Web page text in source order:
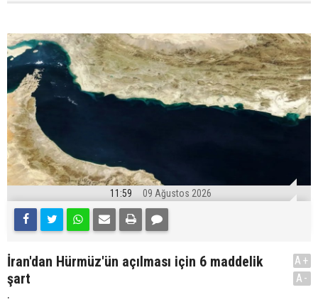
11:59 09 Ağustos 2026
İran'dan Hürmüz'ün açılması için 6 maddelik
şart
.
A+
A-